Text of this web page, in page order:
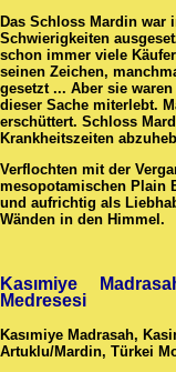
Das Schloss Mardin war
Schwierigkeiten
schon immer viele
seinen Zeichen,
gesetzt ... Aber sie
dieser Sache miterlebt.
erschüttert. Schloss
Krankheitszeiten
Verflochten mit der
mesopotamischen Plain
und aufrichtig als
Wänden in den Himmel.
Kasımiye
Medresesi
Kasımiye Madrasah,
Artuklu/Mardin, Türkei